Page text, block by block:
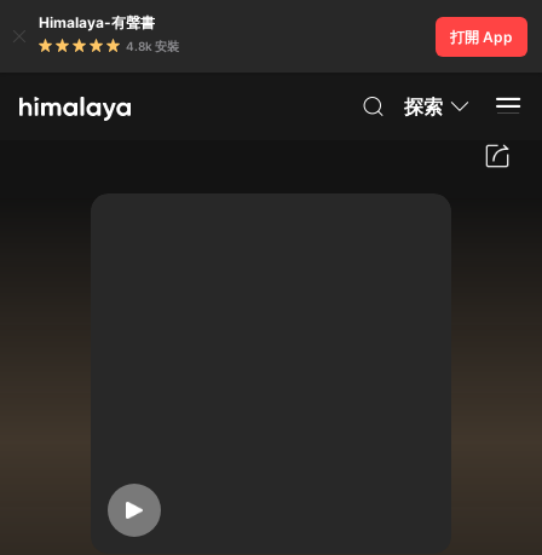
Himalaya-有聲書
4.8k 安裝
打開 App
探索